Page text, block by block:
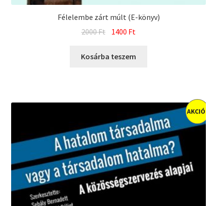
Félelembe zárt múlt (E-könyv)
2000Ft Original
was:
1400 Ft
is:
Kosárba teszem
AKCIÓ!